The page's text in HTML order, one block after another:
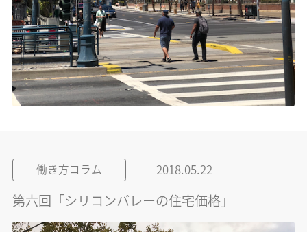
働き方コラム 2018.05.22
第六回「シリコンバレーの住宅価格」